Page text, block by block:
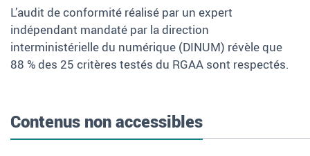
L’audit de conformité réalisé par un expert
indépendant mandaté par la direction
interministérielle du numérique (DINUM) révèle que
88 % des 25 critères testés du RGAA sont respectés.
Contenus non accessibles